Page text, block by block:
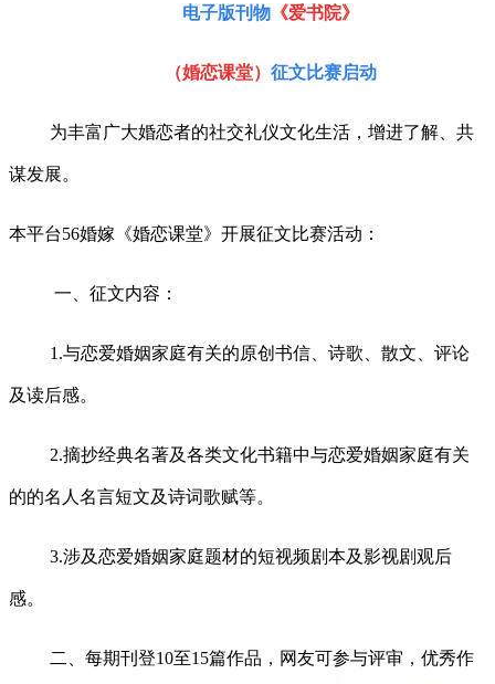
电子版刊物 《爱书院》
（婚恋课堂）征文比赛启动
为丰富广大婚恋者的社交礼仪文化生活，增进了解、共
谋发展。
本平台56婚嫁《婚恋课堂》开展征文比赛活动：
一、征文内容：
1.与恋爱婚姻家庭有关的原创书信、诗歌、散文、评论
及读后感。
2.摘抄经典名著及各类文化书籍中与恋爱婚姻家庭有关
的的名人名言短文及诗词歌赋等。
3.涉及恋爱婚姻家庭题材的短视频剧本及影视剧观后
感。
二、每期刊登10至15篇作品，网友可参与评审，优秀作